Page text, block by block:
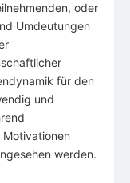
oder
Umdeutungen
für den
und
werden.